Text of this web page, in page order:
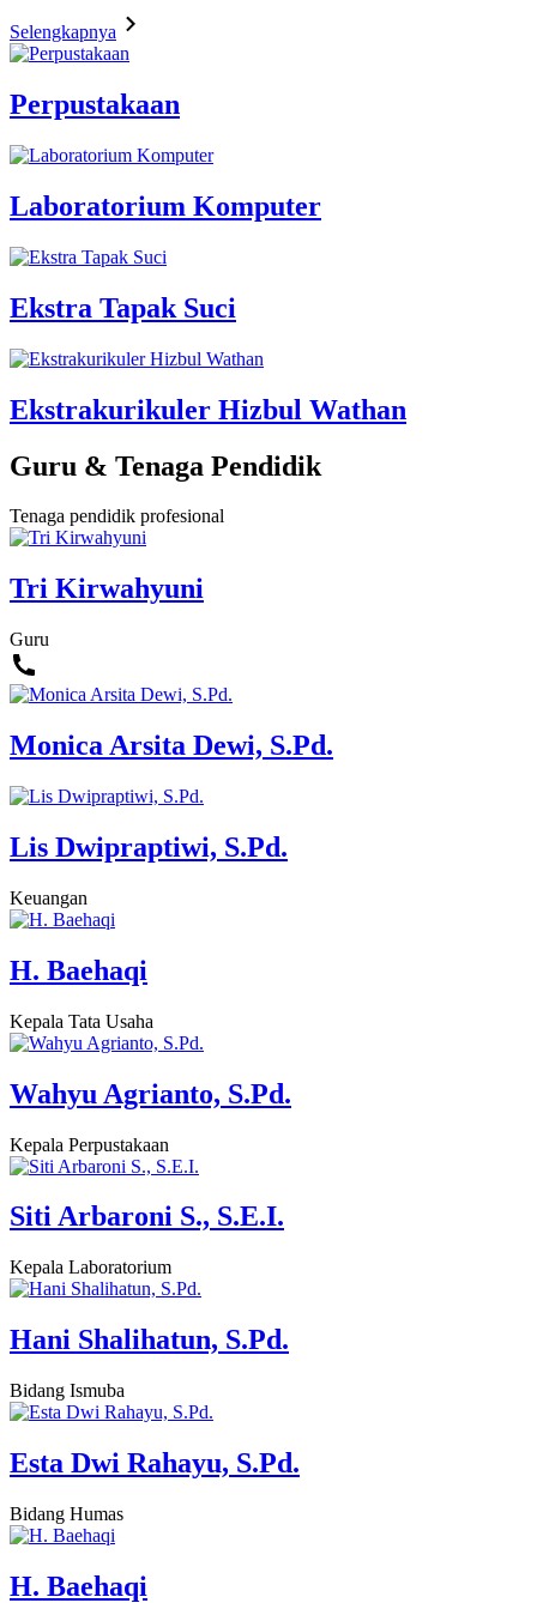
Selengkapnya
Perpustakaan
Laboratorium Komputer
Ekstra Tapak Suci
Ekstrakurikuler Hizbul Wathan
Guru & Tenaga Pendidik
Tenaga pendidik profesional
Tri Kirwahyuni
Guru
Monica Arsita Dewi, S.Pd.
Lis Dwipraptiwi, S.Pd.
Keuangan
H. Baehaqi
Kepala Tata Usaha
Wahyu Agrianto, S.Pd.
Kepala Perpustakaan
Siti Arbaroni S., S.E.I.
Kepala Laboratorium
Hani Shalihatun, S.Pd.
Bidang Ismuba
Esta Dwi Rahayu, S.Pd.
Bidang Humas
H. Baehaqi